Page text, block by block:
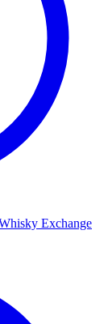
Exchange